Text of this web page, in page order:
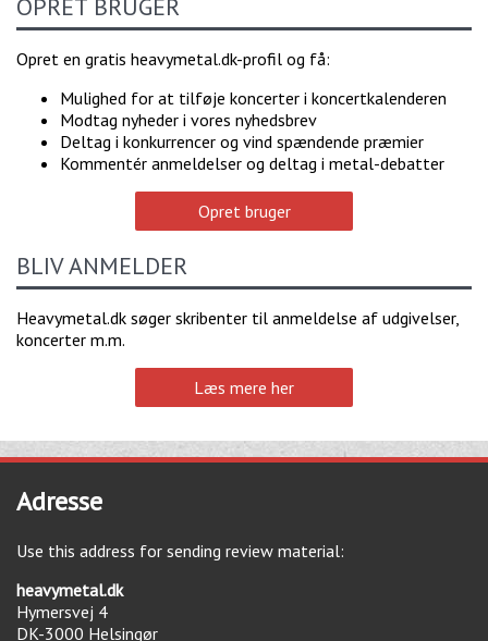
Opret en gratis heavymetal.dk-profil og få:
Mulighed for at tilføje koncerter i koncertkalenderen
Modtag nyheder i vores nyhedsbrev
Deltag i konkurrencer og vind spændende præmier
Kommentér anmeldelser og deltag i metal-debatter
Opret bruger
BLIV ANMELDER
Heavymetal.dk søger skribenter til anmeldelse af udgivelser,
koncerter m.m.
Læs mere her
Adresse
Use this address for sending review material:
heavymetal.dk
Hymersvej 4
DK-3000 Helsingør